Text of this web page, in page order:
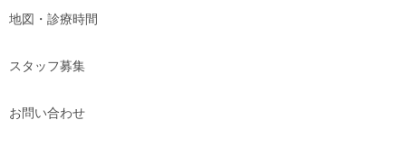
地図・診療時間
スタッフ募集
お問い合わせ